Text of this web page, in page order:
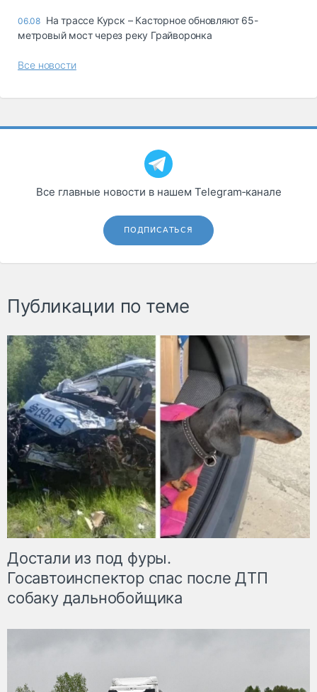
06.08 На трассе Курск – Касторное обновляют 65-
метровый мост через реку Грайворонка
Все новости
Все главные новости в нашем Telegram‑канале
ПОДПИСАТЬСЯ
Публикации по теме
Достали из под фуры.
Госавтоинспектор спас после ДТП
собаку дальнобойщика